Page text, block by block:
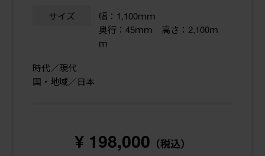
サイズ
幅：1,100ｍｍ
奥行：45ｍｍ 高さ：2,100ｍ
ｍ
時代／現代
国・地域／日本
¥ 198,000 （税込）